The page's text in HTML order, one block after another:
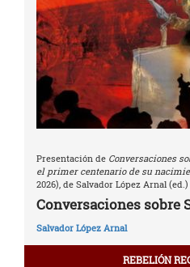
Presentación de Conversaciones
el primer centenario de su
2026), de Salvador López Arnal (ed.)
Conversaciones sobre
Salvador López Arnal
REBELIÓN